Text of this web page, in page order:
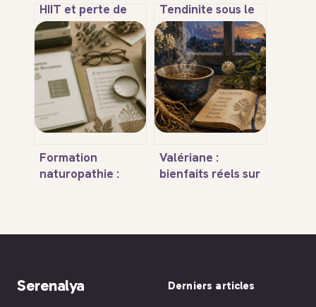
HIIT et perte de
poids : 20 minutes
d’intensité pour
transformer votre
métabolisme
Tendinite sous le
pied : 4 remèdes
naturels pour
apaiser
l’inflammation et
remarcher sans
douleur
Formation
naturopathie :
diplôme
Valériane :
bienfaits réels sur
d’usage
Serenalya Derniers articles